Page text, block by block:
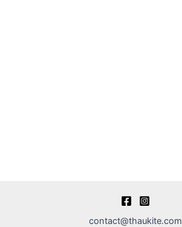
contact@thaukite.com